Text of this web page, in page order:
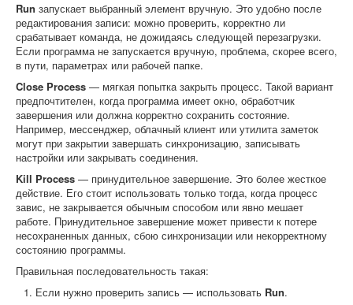
Run запускает выбранный элемент вручную. Это удобно после
редактирования записи: можно проверить, корректно ли
срабатывает команда, не дожидаясь следующей перезагрузки.
Если программа не запускается вручную, проблема, скорее всего,
в пути, параметрах или рабочей папке.
Close Process — мягкая попытка закрыть процесс. Такой вариант
предпочтителен, когда программа имеет окно, обработчик
завершения или должна корректно сохранить состояние.
Например, мессенджер, облачный клиент или утилита заметок
могут при закрытии завершать синхронизацию, записывать
настройки или закрывать соединения.
Kill Process — принудительное завершение. Это более жесткое
действие. Его стоит использовать только тогда, когда процесс
завис, не закрывается обычным способом или явно мешает
работе. Принудительное завершение может привести к потере
несохраненных данных, сбою синхронизации или некорректному
состоянию программы.
Правильная последовательность такая:
Если нужно проверить запись — использовать Run.